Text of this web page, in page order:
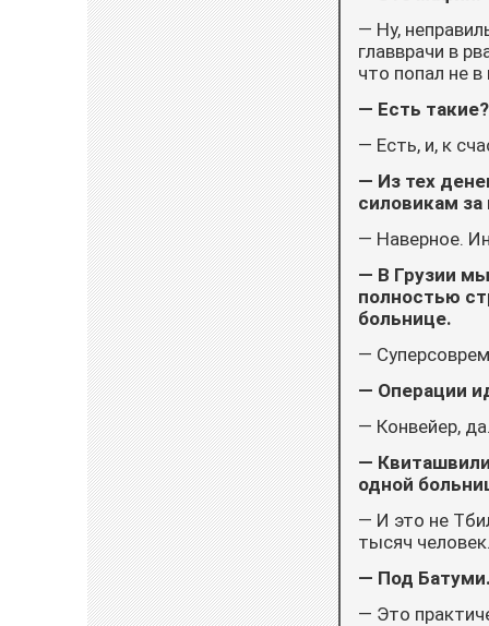
— Ну,
главврачи в
что попал не
— Есть такие?
— Есть, и, к
— Из тех
силовикам
— Наверное.
— В Грузии
полностью
больнице.
—
— Операции
— Конвейер,
—
одной
— И это не
тысяч
— Под
— Это